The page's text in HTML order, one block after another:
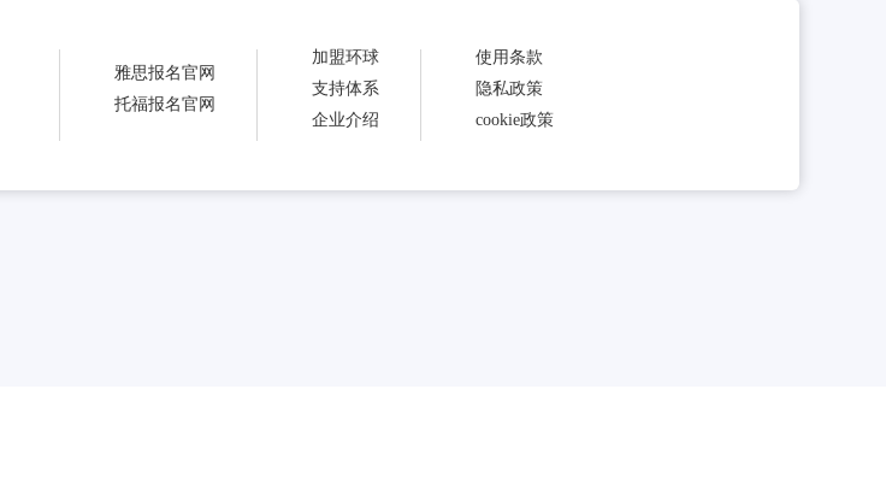
雅思报名官网
托福报名官网
加盟环球
支持体系
企业介绍
使用条款
隐私政策
cookie政策